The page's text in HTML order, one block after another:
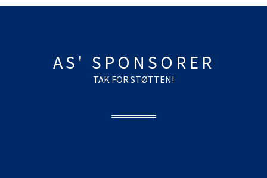
AS' SPONSORER
TAK FOR STØTTEN!